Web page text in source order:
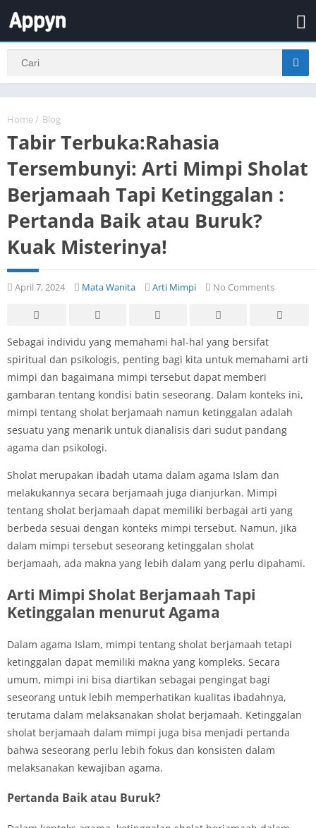
Home / Blog
Tabir Terbuka:Rahasia
Tersembunyi: Arti Mimpi Sholat
Berjamaah Tapi Ketinggalan :
Pertanda Baik atau Buruk?
Kuak Misterinya!
April 7, 2024 Mata Wanita Arti Mimpi No Comments
Sebagai individu yang memahami hal-hal yang bersifat
spiritual dan psikologis, penting bagi kita untuk memahami arti
mimpi dan bagaimana mimpi tersebut dapat memberi
gambaran tentang kondisi batin seseorang. Dalam konteks ini,
mimpi tentang sholat berjamaah namun ketinggalan adalah
sesuatu yang menarik untuk dianalisis dari sudut pandang
agama dan psikologi.
Sholat merupakan ibadah utama dalam agama Islam dan
melakukannya secara berjamaah juga dianjurkan. Mimpi
tentang sholat berjamaah dapat memiliki berbagai arti yang
berbeda sesuai dengan konteks mimpi tersebut. Namun, jika
dalam mimpi tersebut seseorang ketinggalan sholat
berjamaah, ada makna yang lebih dalam yang perlu dipahami.
Arti Mimpi Sholat Berjamaah Tapi
Ketinggalan menurut Agama
Dalam agama Islam, mimpi tentang sholat berjamaah tetapi
ketinggalan dapat memiliki makna yang kompleks. Secara
umum, mimpi ini bisa diartikan sebagai pengingat bagi
seseorang untuk lebih memperhatikan kualitas ibadahnya,
terutama dalam melaksanakan sholat berjamaah. Ketinggalan
sholat berjamaah dalam mimpi juga bisa menjadi pertanda
bahwa seseorang perlu lebih fokus dan konsisten dalam
melaksanakan kewajiban agama.
Pertanda Baik atau Buruk?